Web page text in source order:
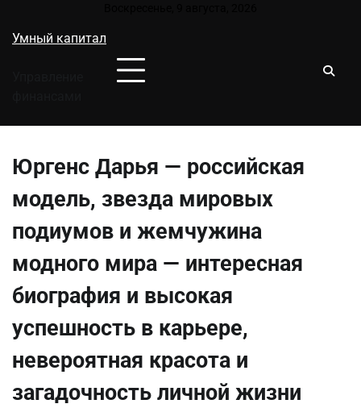
содержимому
Умный капитал
Юргенс Дарья — российская
модель, звезда мировых
подиумов и жемчужина
модного мира — интересная
биография и высокая
успешность в карьере,
невероятная красота и
загадочность личной жизни